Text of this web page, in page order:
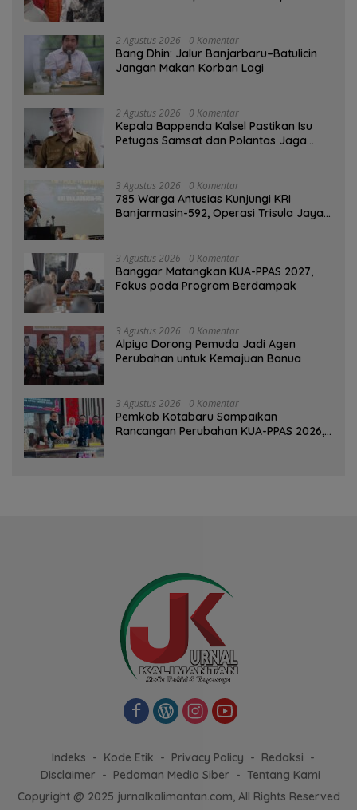
2 Agustus 2026 0 Komentar
Bang Dhin: Jalur Banjarbaru–Batulicin
Jangan Makan Korban Lagi
2 Agustus 2026 0 Komentar
Kepala Bappenda Kalsel Pastikan Isu
Petugas Samsat dan Polantas Jaga
3 Agustus 2026 0 Komentar
785 Warga Antusias Kunjungi KRI
Banjarmasin-592, Operasi Trisula Jaya
3 Agustus 2026 0 Komentar
‎Banggar Matangkan KUA-PPAS 2027,
Fokus pada Program Berdampak
3 Agustus 2026 0 Komentar
‎Alpiya Dorong Pemuda Jadi Agen
Perubahan untuk Kemajuan Banua ‎
3 Agustus 2026 0 Komentar
Pemkab Kotabaru Sampaikan
Rancangan Perubahan KUA-PPAS 2026,
Indeks Kode Etik Privacy Policy
Redaksi
Disclaimer
Pedoman Media Siber
Tentang Kami
Copyright @ 2025 jurnalkalimantan.com, All Rights Reserved